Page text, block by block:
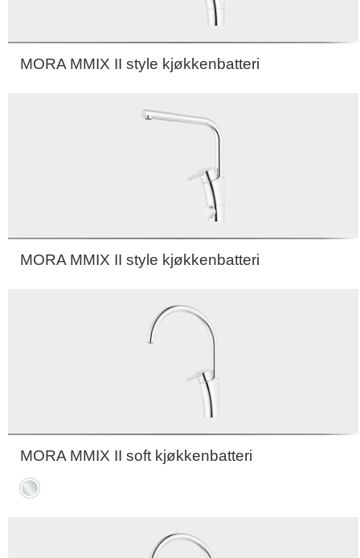
MORA MMIX II style kjøkkenbatteri
MORA MMIX II style kjøkkenbatteri
MORA MMIX II soft kjøkkenbatteri
Krom